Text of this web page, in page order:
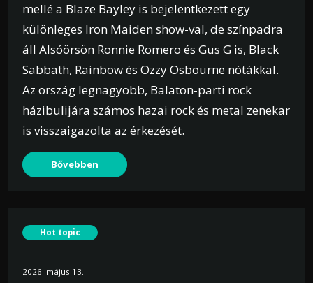
mellé a Blaze Bayley is bejelentkezett egy
különleges Iron Maiden show-val, de színpadra
áll Alsóörsön Ronnie Romero és Gus G is, Black
Sabbath, Rainbow és Ozzy Osbourne nótákkal.
Az ország legnagyobb, Balaton-parti rock
házibulijára számos hazai rock és metal zenekar
is visszaigazolta az érkezését.
Bővebben
Hot topic
2026. május 13.